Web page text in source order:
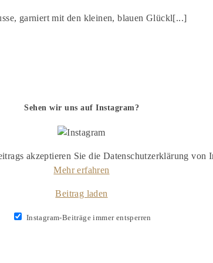
garniert mit den kleinen, blauen Glückl[...]
Sehen wir uns auf Instagram?
akzeptieren Sie die Datenschutzerklärung von
Mehr erfahren
Beitrag laden
Instagram-Beiträge immer entsperren